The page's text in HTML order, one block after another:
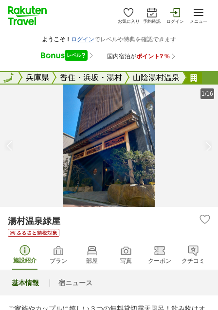
お気に入り 予約確認 ログイン メニュー
全国兵庫県 香住・浜坂・湯村 山陰湯村温泉
全国
1/16
湯村温泉緑屋
施設紹介 プラン 部屋 写真 クーポン クチコミ
基本情報 宿ニュース